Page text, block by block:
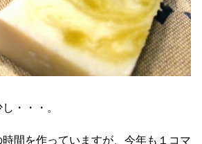
・・・。
間を作っていますが、今年も１コマ